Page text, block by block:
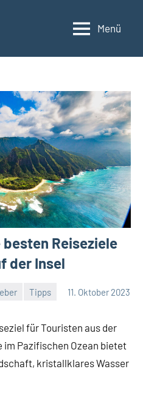
Menü
Reiseziele
der Insel
Tipps 11. Oktober 2023
für Touristen aus der
im Pazifischen Ozean bietet
kristallklares Wasser